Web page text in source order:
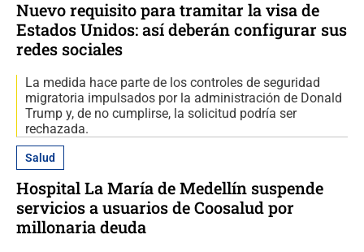
Nuevo requisito para tramitar la visa de
Estados Unidos: así deberán configurar sus
redes sociales
La medida hace parte de los controles de seguridad
migratoria impulsados por la administración de Donald
Trump y, de no cumplirse, la solicitud podría ser
rechazada.
Salud
Hospital La María de Medellín suspende
servicios a usuarios de Coosalud por
millonaria deuda